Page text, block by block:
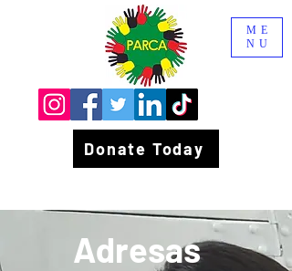
Donate Today
ME
NU
Adresas